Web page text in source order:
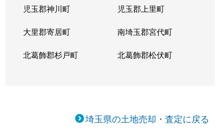
児玉郡神川町 児玉郡上里町
大里郡寄居町 南埼玉郡宮代町
北葛飾郡杉戸町 北葛飾郡松伏町
埼玉県の土地売却・査定に戻る